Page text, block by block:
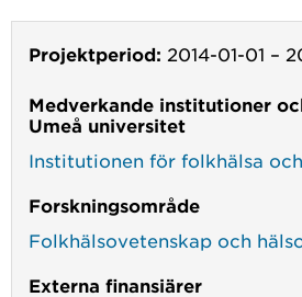
Projektperiod: 2014-01-01 –
Medverkande institutioner
Umeå universitet
Institutionen för folkhälsa
Forskningsområde
Folkhälsovetenskap och
Externa finansiärer